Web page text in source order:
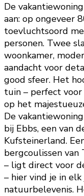
De
aan: op ongeveer
toevluchtsoord
personen. Twee
woonkamer,
aandacht voor
good sfeer. Het
tuin – perfect
op het
De
bij Ebbs, een van
Kufsteinerland.
bergcoulissen
– ligt direct voor
– hier vind je in
natuurbelevenis.